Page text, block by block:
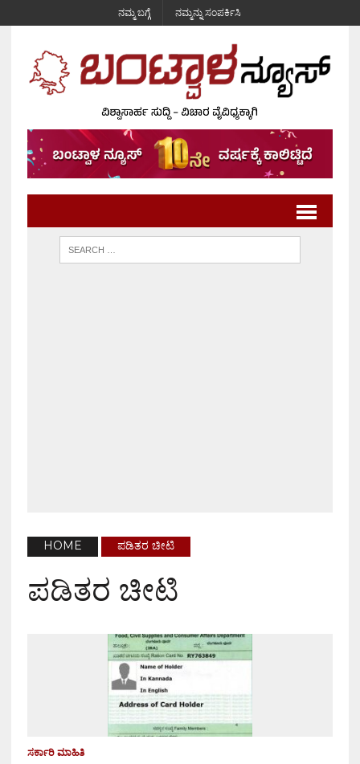
ನಮ್ಮ ಬಗ್ಗೆ ನಮ್ಮನ್ನು ಸಂಪರ್ಕಿಸಿ
HOME ಪಡಿತರ ಚೀಟಿ
ಪಡಿತರ ಚೀಟಿ
ಸರ್ಕಾರಿ ಮಾಹಿತಿ